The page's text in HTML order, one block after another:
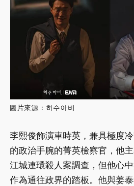
圖片來源：허수아비
李熙俊飾演車時英，兼具極度
的政治手腕的菁英檢察官，他
江城連環殺人案調查，但他心
作為通往政界的踏板。他與姜